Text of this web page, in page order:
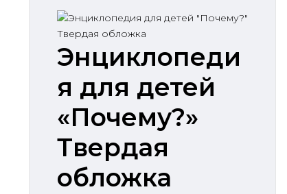
Энциклопеди
я для детей
«Почему?»
Твердая
обложка